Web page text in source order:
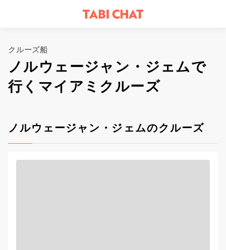
クルーズ船
ノルウェージャン・ジェムで
行くマイアミクルーズ
ノルウェージャン・ジェムのクルーズ